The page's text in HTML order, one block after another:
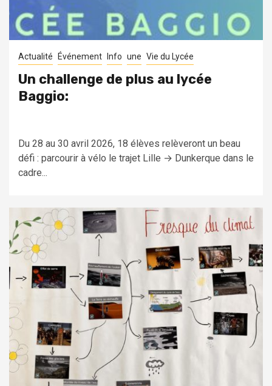
Actualité Événement Info une Vie du Lycée
Un challenge de plus au lycée
Baggio:
Du 28 au 30 avril 2026, 18 élèves relèveront un beau
défi : parcourir à vélo le trajet Lille → Dunkerque dans le
cadre...